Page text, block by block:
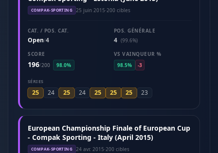
COMPAK-SPORTING 25 juin 2015·200 cibles
CAT. / POS. CAT.
Open/4
POS. GÉNÉRALE
4 (99.6%)
SCORE
196/200 98.0%
VS VAINQUEUR %
98.5%
-3
SÉRIES
25 24 25 24 25 25 25 23
European Championship Finale of European Cup
- Compak Sporting - Italy (April 2015)
COMPAK-SPORTING 24 avr. 2015·200 cibles